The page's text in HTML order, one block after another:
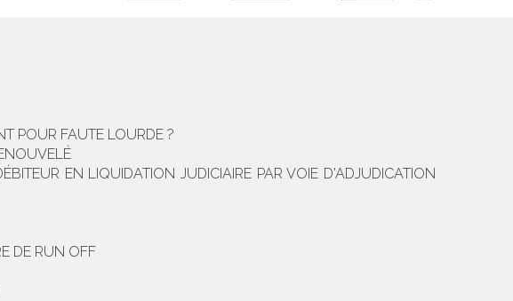
POUR FAUTE LOURDE ?
EN LIQUIDATION JUDICIAIRE PAR VOIE D'ADJUDICATION
DE RUN OFF